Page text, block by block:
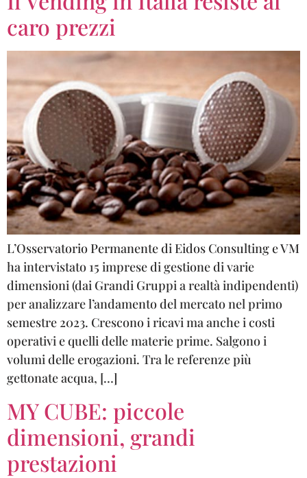
caro prezzi
L’Osservatorio Permanente di Eidos Consulting e VM
ha intervistato 15 imprese di gestione di varie
dimensioni (dai Grandi Gruppi a realtà indipendenti)
per analizzare l’andamento del mercato nel primo
semestre 2023. Crescono i ricavi ma anche i costi
operativi e quelli delle materie prime. Salgono i
volumi delle erogazioni. Tra le referenze più
gettonate acqua, […]
MY CUBE: piccole
dimensioni, grandi
prestazioni